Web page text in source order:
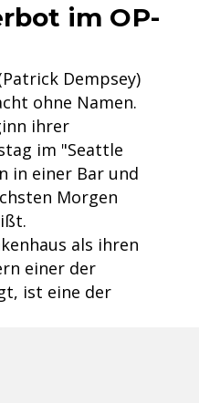
im OP-
Dempsey)
ohne Namen.
ihrer
im "Seattle
in einer Bar und
Morgen
als ihren
einer der
ist eine der